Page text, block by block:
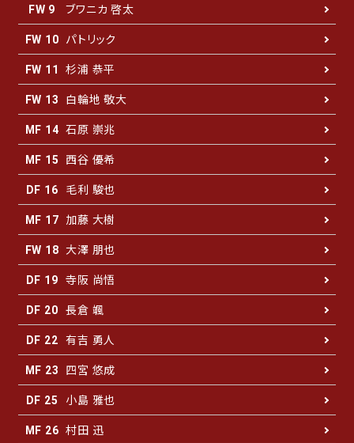
FW 9 ブワニカ 啓太
FW 10 パトリック
FW 11 杉浦 恭平
FW 13 白輪地 敬大
MF 14 石原 崇兆
MF 15 西谷 優希
DF 16 毛利 駿也
MF 17 加藤 大樹
FW 18 大澤 朋也
DF 19 寺阪 尚悟
DF 20 長倉 颯
DF 22 有吉 勇人
MF 23 四宮 悠成
DF 25 小島 雅也
MF 26 村田 迅